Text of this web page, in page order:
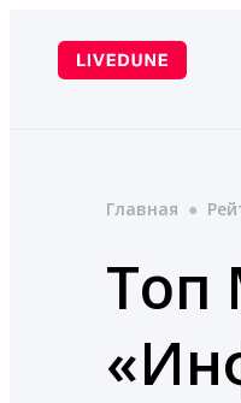
содержимому
Главная ●
Топ